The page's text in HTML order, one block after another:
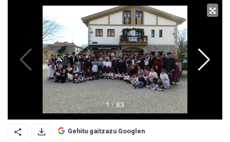
Gehitu gaitzazu Googlen